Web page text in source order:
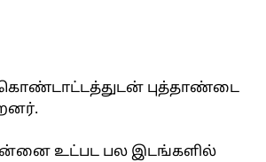
கொண்டாட்டத்துடன் புத்தாண்டை
உட்பட பல இடங்களில்